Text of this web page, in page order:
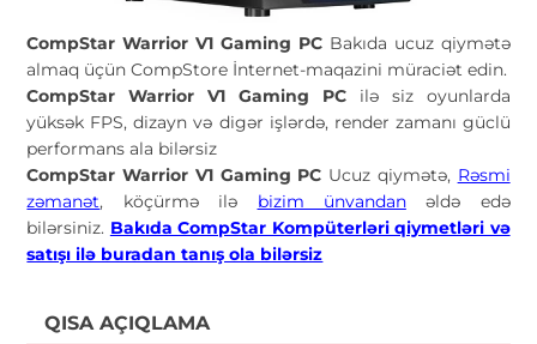
CompStar Warrior V1 Gaming PC Bakıda ucuz qiymətə
almaq üçün CompStore İnternet-maqazini müraciət edin.
CompStar Warrior V1 Gaming PCilə siz oyunlarda
yüksək FPS, dizayn və digər işlərdə, render zamanı güclü
performans ala bilərsiz
CompStar Warrior V1 Gaming PC Ucuz qiymətə, Rəsmi
zəmanət, köçürmə ilə bizim ünvandanəldə edə
bilərsiniz. Bakıda CompStar Kompüterləri qiymetləri və
satışı ilə buradan tanış ola bilərsiz
QISA AÇIQLAMA